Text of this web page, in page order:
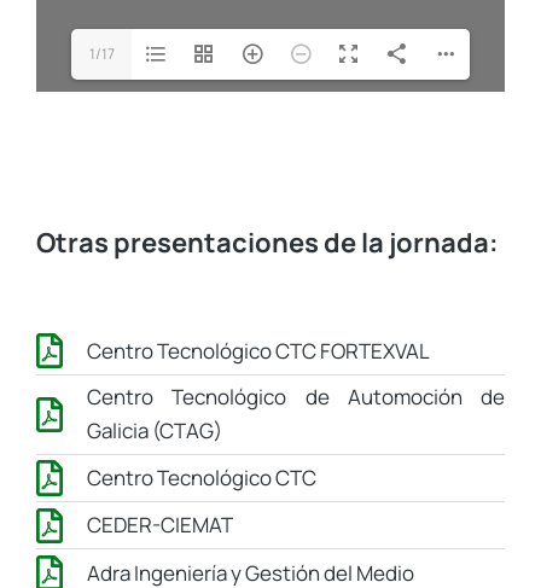
1/17
Otras presentaciones de la jornada:
Centro Tecnológico CTC FORTEXVAL
Centro Tecnológico de Automoción de
Galicia (CTAG)
Centro Tecnológico CTC
CEDER-CIEMAT
Adra Ingeniería y Gestión del Medio